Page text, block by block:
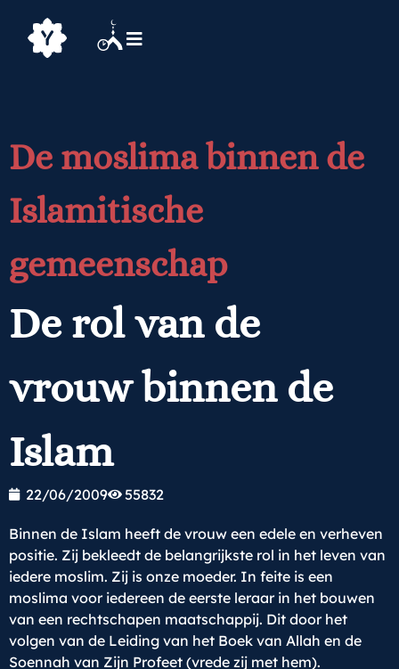
De moslima binnen de
Islamitische
gemeenschap
De rol van de
vrouw binnen de
Islam
22/06/2009 55832
Binnen de Islam heeft de vrouw een edele en verheven
positie. Zij bekleedt de belangrijkste rol in het leven van
iedere moslim. Zij is onze moeder. In feite is een
moslima voor iedereen de eerste leraar in het bouwen
van een rechtschapen maatschappij. Dit door het
volgen van de Leiding van het Boek van Allah en de
Soennah van Zijn Profeet (vrede zij met hem).